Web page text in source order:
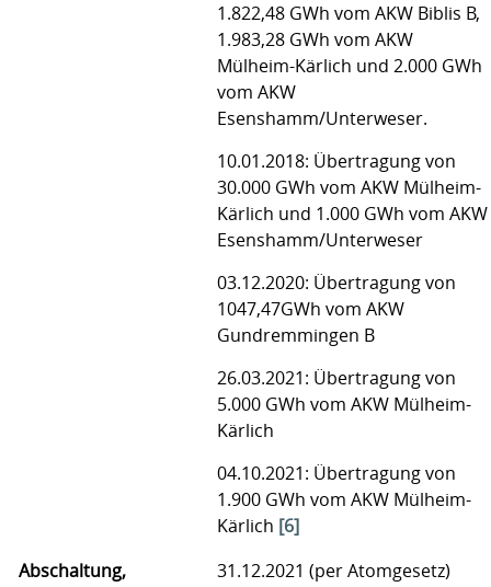
1.822,48 GWh vom AKW Biblis B,
1.983,28 GWh vom AKW
Mülheim-Kärlich und 2.000 GWh
vom AKW
Esenshamm/Unterweser.
10.01.2018: Übertragung von
30.000 GWh vom AKW Mülheim-
Kärlich und 1.000 GWh vom AKW
Esenshamm/Unterweser
03.12.2020: Übertragung von
1047,47GWh vom AKW
Gundremmingen B
26.03.2021: Übertragung von
5.000 GWh vom AKW Mülheim-
Kärlich
04.10.2021: Übertragung von
1.900 GWh vom AKW Mülheim-
Kärlich [6]
Abschaltung,
31.12.2021 (per Atomgesetz)